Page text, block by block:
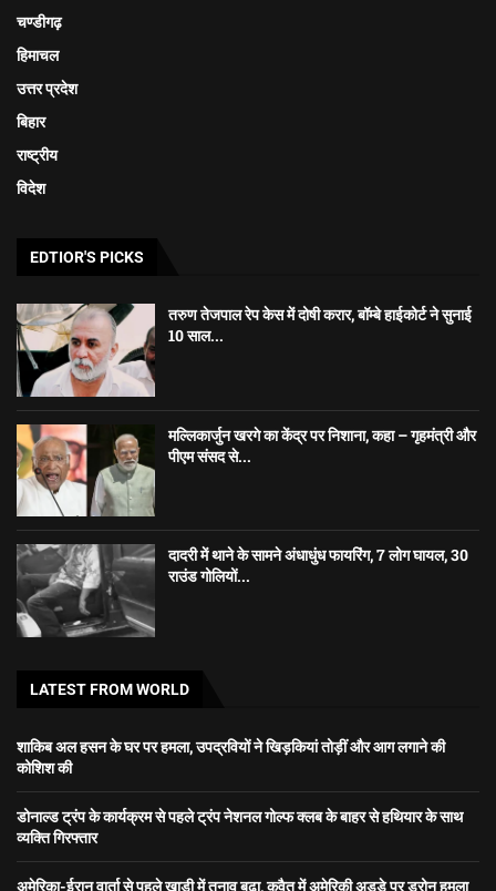
चण्डीगढ़
हिमाचल
उत्तर प्रदेश
बिहार
राष्ट्रीय
विदेश
EDTIOR'S PICKS
तरुण तेजपाल रेप केस में दोषी करार, बॉम्बे हाईकोर्ट ने सुनाई
10 साल...
मल्लिकार्जुन खरगे का केंद्र पर निशाना, कहा – गृहमंत्री और
पीएम संसद से...
दादरी में थाने के सामने अंधाधुंध फायरिंग, 7 लोग घायल, 30
राउंड गोलियों...
LATEST FROM WORLD
शाकिब अल हसन के घर पर हमला, उपद्रवियों ने खिड़कियां तोड़ीं और आग लगाने की
कोशिश की
डोनाल्ड ट्रंप के कार्यक्रम से पहले ट्रंप नेशनल गोल्फ क्लब के बाहर से हथियार के साथ
व्यक्ति गिरफ्तार
अमेरिका-ईरान वार्ता से पहले खाड़ी में तनाव बढ़ा, कुवैत में अमेरिकी अड्डे पर ड्रोन हमला